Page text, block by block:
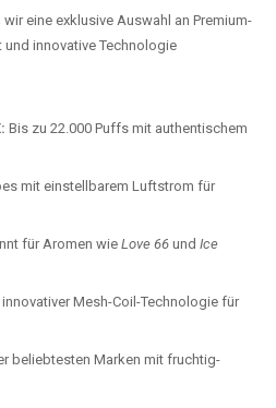
wir eine exklusive Auswahl an Premium-
innovative Technologie
Bis zu 22.000 Puffs mit authentischem
mit einstellbarem Luftstrom für
für Aromen wieLove 66 und Ice
Mesh-Coil-Technologie für
beliebtesten Marken mit fruchtig-